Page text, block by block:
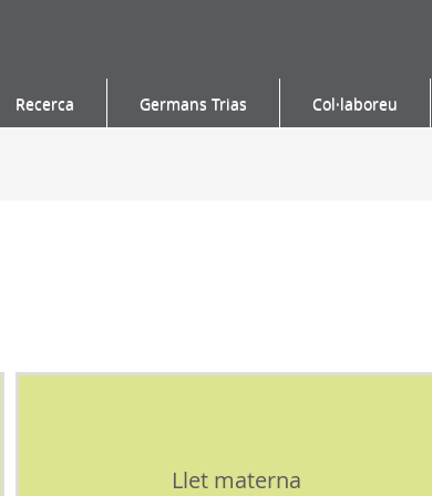
Recerca Germans Trias Col·laboreu
Llet materna